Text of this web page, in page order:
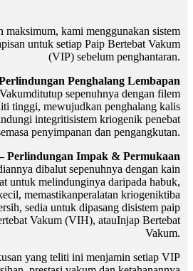
maksimum, kami menggunakan sistem
untuk setiap Paip Bertebat Vakum
(VIP) sebelum penghantaran.
Penghalang Lembapan
ditutup sepenuhnya dengan filem
tinggi, mewujudkan penghalang kalis
integritisistem kriogenik penebat
penyimpanan dan pengangkutan.
Perlindungan Impak & Permukaan
dibalut sepenuhnya dengan kain
untuk melindunginya daripada habuk,
memastikanperalatan kriogeniktiba
sedia untuk dipasang disistem paip
Vakum (VIH), atauInjap Bertebat
Vakum.
yang teliti ini menjamin setiap VIP